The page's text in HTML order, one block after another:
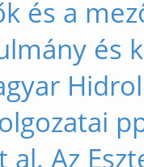
és a
és
al. Az